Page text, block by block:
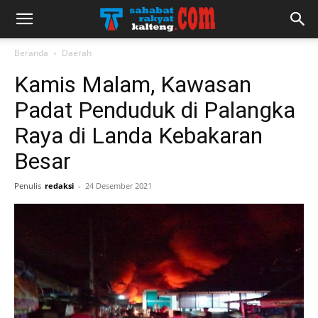
Beranda Daerah
Kamis Malam, Kawasan
Padat Penduduk di Palangka
Raya di Landa Kebakaran
Besar
Penulis redaksi - 24 Desember 2021